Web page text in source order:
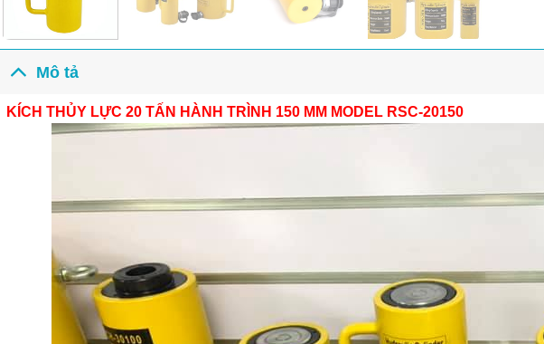
Mô tả
KÍCH THỦY LỰC 20 TẤN HÀNH TRÌNH 150 MM MODEL RSC-20150